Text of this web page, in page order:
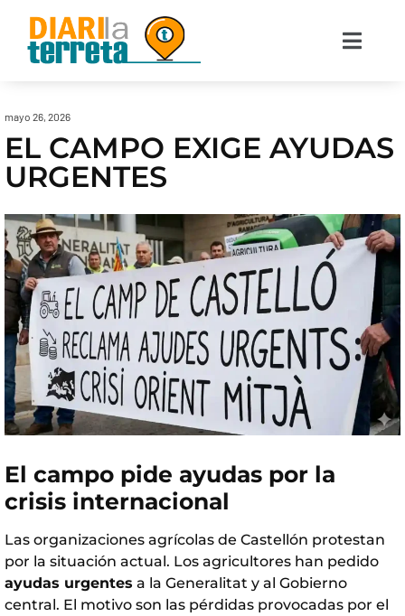
mayo 26, 2026
EL CAMPO EXIGE AYUDAS
URGENTES
El campo pide ayudas por la
crisis internacional
Las organizaciones agrícolas de Castellón protestan
por la situación actual. Los agricultores han pedido
ayudas urgentes a la Generalitat y al Gobierno
central. El motivo son las pérdidas provocadas por el